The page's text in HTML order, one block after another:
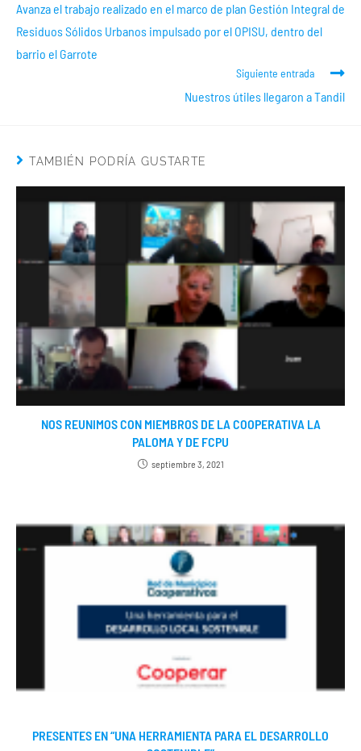
Avanza el trabajo realizado en el marco de plan Gestión Integral de
Residuos Sólidos Urbanos impulsado por el OPISU, dentro del
barrio el Garrote
Siguiente entrada
Nuestros útiles llegaron a Tandil
TAMBIÉN PODRÍA GUSTARTE
NOS REUNIMOS CON MIEMBROS DE LA COOPERATIVA LA
PALOMA Y DE FCPU
septiembre 3, 2021
PRESENTES EN “UNA HERRAMIENTA PARA EL DESARROLLO